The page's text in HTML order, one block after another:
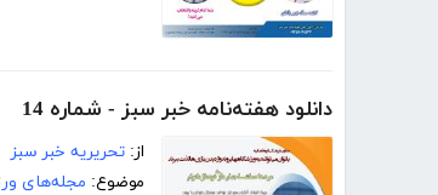
دانلود هفته‌نامه خبر سبز - شماره 14
از: تحریریه خبر سبز
موضوع: مجله‌های